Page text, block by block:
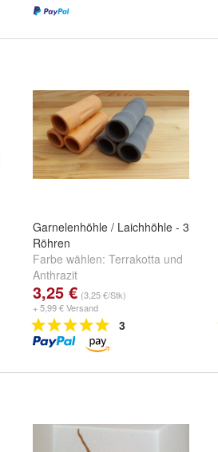
Garnelenhöhle / Laichhöhle - 3
Röhren
Farbe wählen: Terrakotta und
Anthrazit
3,25 € (3,25 €/Stk)
+ 5,99 € Versand
3